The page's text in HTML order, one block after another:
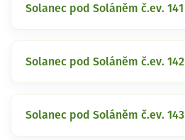
Solanec pod Soláněm č.ev. 141
Solanec pod Soláněm č.ev. 142
Solanec pod Soláněm č.ev. 143